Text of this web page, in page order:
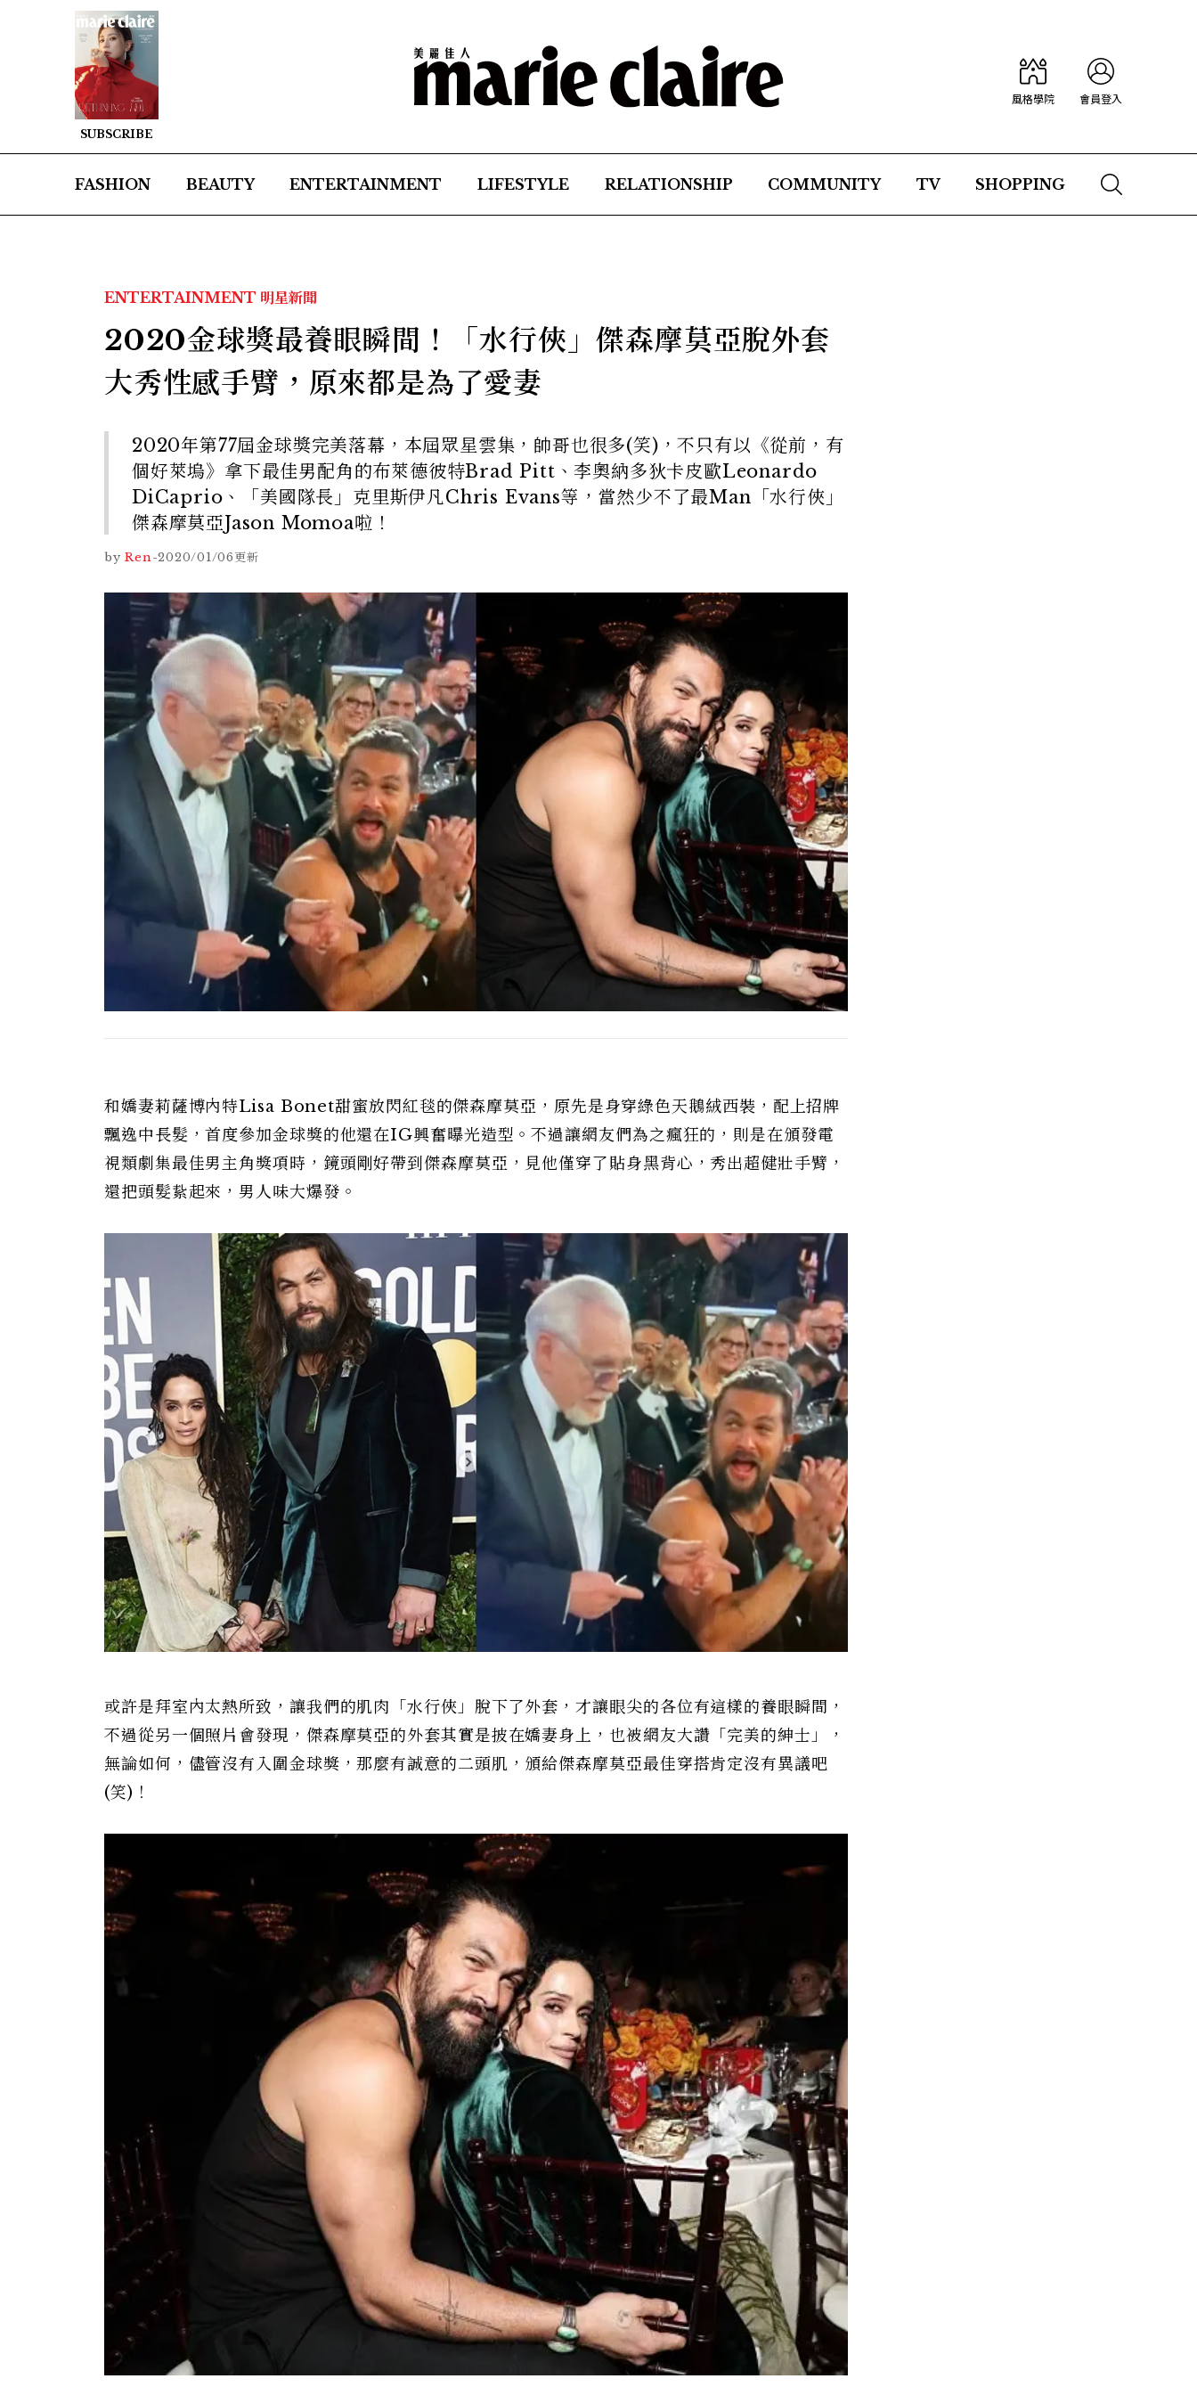
SUBSCRIBE
風格學院 會員登入
FASHION BEAUTY ENTERTAINMENT LIFESTYLE RELATIONSHIP COMMUNITY TV SHOPPING
ENTERTAINMENT 明星新聞
2020金球獎最養眼瞬間！「水行俠」傑森摩莫亞脫外套
大秀性感手臂，原來都是為了愛妻
2020年第77屆金球獎完美落幕，本屆眾星雲集，帥哥也很多(笑)，不只有以《從前，有
個好萊塢》拿下最佳男配角的布萊德彼特Brad Pitt、李奧納多狄卡皮歐Leonardo
DiCaprio、「美國隊長」克里斯伊凡Chris Evans等，當然少不了最Man「水行俠」
傑森摩莫亞Jason Momoa啦！
by Ren-2020/01/06更新
和嬌妻莉薩博內特Lisa Bonet甜蜜放閃紅毯的傑森摩莫亞，原先是身穿綠色天鵝絨西裝，配上招牌
飄逸中長髮，首度參加金球獎的他還在IG興奮曝光造型。不過讓網友們為之瘋狂的，則是在頒發電
視類劇集最佳男主角獎項時，鏡頭剛好帶到傑森摩莫亞，見他僅穿了貼身黑背心，秀出超健壯手臂，
還把頭髮紥起來，男人味大爆發。
或許是拜室內太熱所致，讓我們的肌肉「水行俠」脫下了外套，才讓眼尖的各位有這樣的養眼瞬間，
不過從另一個照片會發現，傑森摩莫亞的外套其實是披在嬌妻身上，也被網友大讚「完美的紳士」，
無論如何，儘管沒有入圍金球獎，那麼有誠意的二頭肌，頒給傑森摩莫亞最佳穿搭肯定沒有異議吧
(笑)！